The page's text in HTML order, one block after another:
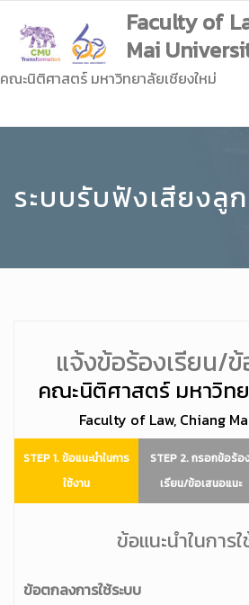
Faculty of
Mai
คณะนิติศาสตร์ มหาวิทยาลัยเชียงใหม่
ระบบรับฟังเสียงลู
แจ้งข้อร้องเรียน/ข้
คณะนิติศาสตร์ มหาวิท
Faculty of Law, Chiang
STEP 1. ข้อแนะนำในการ
ใช้งาน
STEP 2. กรอกข้อร้อ
เรียน/ข้อเสนอแนะ
ข้อแนะนำในการ
ข้อตกลงการใช้ระบบ